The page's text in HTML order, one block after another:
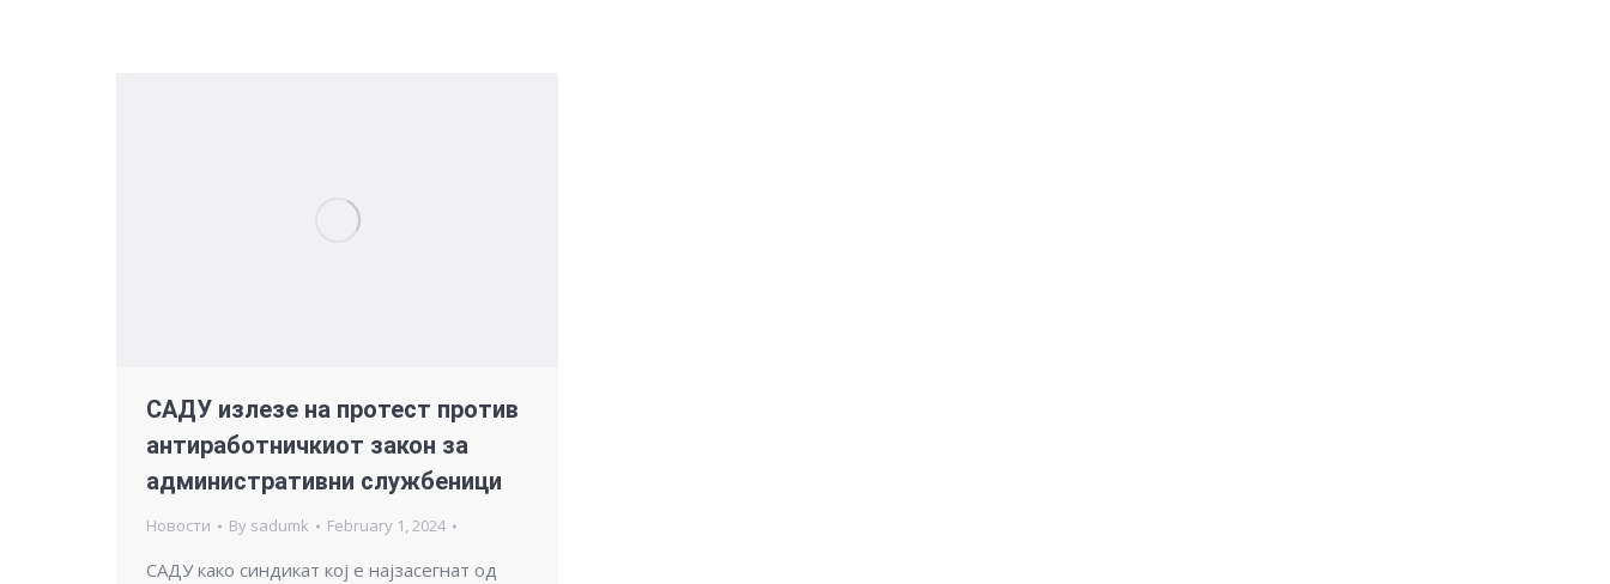
САДУ излезе на протест против
антиработничкиот закон за
административни службеници
Новости By sadumk February 1, 2024
САДУ како синдикат кој е најзасегнат од